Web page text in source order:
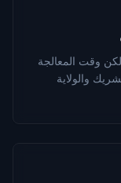
لكن وقت المعالجة
والولاية